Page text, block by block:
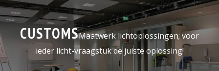
CUSTOMSMaatwerk lichtoplossingen; voor
ieder licht-vraagstuk de juiste oplossing!